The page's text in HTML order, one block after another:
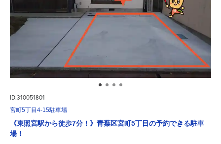
ID:310051801
宮町5丁目4-15駐車場
《東照宮駅から徒歩7分！》青葉区宮町5丁目の予約できる駐車
場！